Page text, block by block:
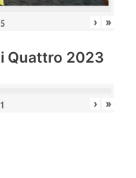
› »
Quattro 2023
› »